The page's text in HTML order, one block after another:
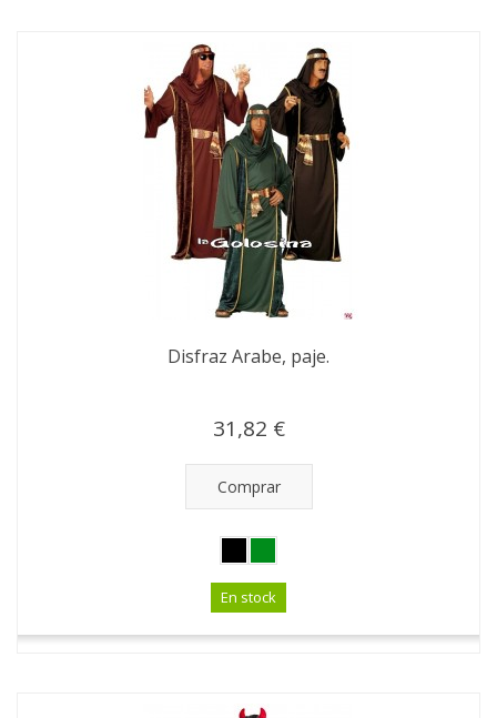
Disfraz Arabe, paje.
31,82 €
Comprar
En stock